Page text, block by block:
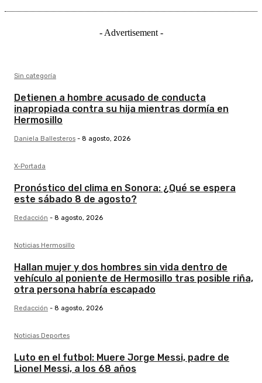
- Advertisement -
Sin categoría
Detienen a hombre acusado de conducta
inapropiada contra su hija mientras dormía en
Hermosillo
Daniela Ballesteros - 8 agosto, 2026
X-Portada
Pronóstico del clima en Sonora: ¿Qué se espera
este sábado 8 de agosto?
Redacción - 8 agosto, 2026
Noticias Hermosillo
Hallan mujer y dos hombres sin vida dentro de
vehículo al poniente de Hermosillo tras posible riña,
otra persona habría escapado
Redacción - 8 agosto, 2026
Noticias Deportes
Luto en el futbol: Muere Jorge Messi, padre de
Lionel Messi, a los 68 años